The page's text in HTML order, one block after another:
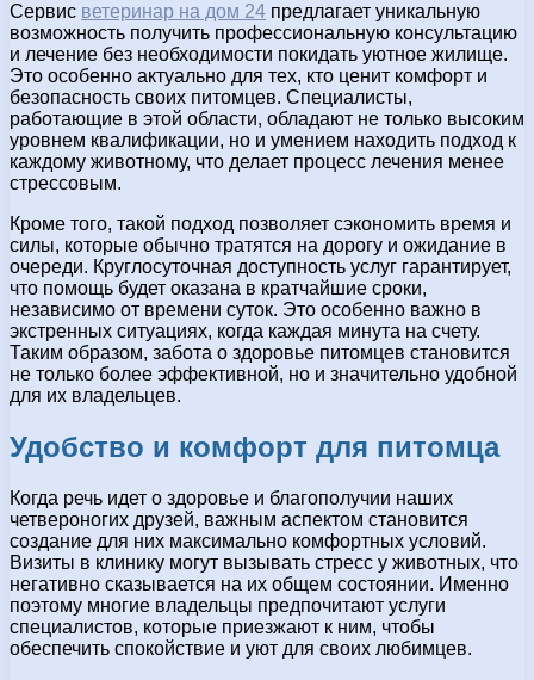
Сервис ветеринар на дом 24 предлагает уникальную
возможность получить профессиональную консультацию
и лечение без необходимости покидать уютное жилище.
Это особенно актуально для тех, кто ценит комфорт и
безопасность своих питомцев. Специалисты,
работающие в этой области, обладают не только высоким
уровнем квалификации, но и умением находить подход к
каждому животному, что делает процесс лечения менее
стрессовым.
Кроме того, такой подход позволяет сэкономить время и
силы, которые обычно тратятся на дорогу и ожидание в
очереди. Круглосуточная доступность услуг гарантирует,
что помощь будет оказана в кратчайшие сроки,
независимо от времени суток. Это особенно важно в
экстренных ситуациях, когда каждая минута на счету.
Таким образом, забота о здоровье питомцев становится
не только более эффективной, но и значительно удобной
для их владельцев.
Удобство и комфорт для питомца
Когда речь идет о здоровье и благополучии наших
четвероногих друзей, важным аспектом становится
создание для них максимально комфортных условий.
Визиты в клинику могут вызывать стресс у животных, что
негативно сказывается на их общем состоянии. Именно
поэтому многие владельцы предпочитают услуги
специалистов, которые приезжают к ним, чтобы
обеспечить спокойствие и уют для своих любимцев.